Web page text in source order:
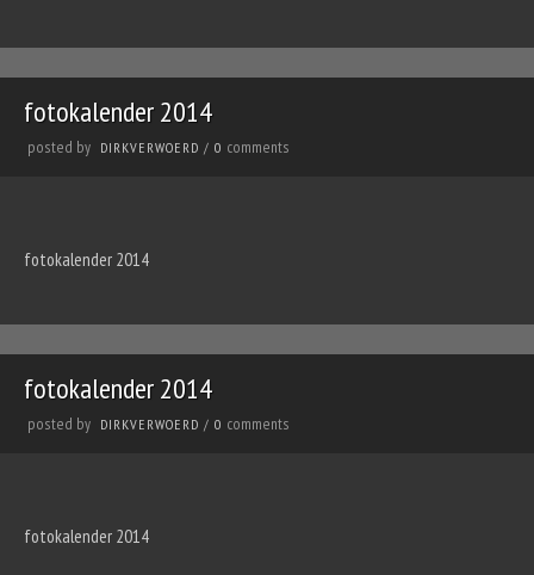
fotokalender 2014
posted by DIRKVERWOERD / 0 comments
fotokalender 2014
fotokalender 2014
posted by DIRKVERWOERD / 0 comments
fotokalender 2014